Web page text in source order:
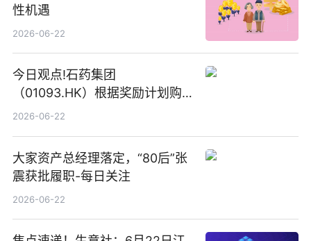
性机遇
2026-06-22
今日观点!石药集团
（01093.HK）根据奖励计划购
回580万股
2026-06-22
大家资产总经理落定，“80后”张
震获批履职-每日关注
2026-06-22